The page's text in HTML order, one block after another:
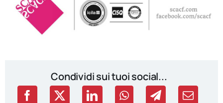
Condividi sui tuoi social...